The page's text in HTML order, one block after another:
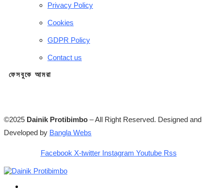
Privacy Policy
Cookies
GDPR Policy
Contact us
ফেসবুকে আমরা
©2025 Dainik Protibimbo – All Right Reserved. Designed and
Developed by Bangla Webs
Facebook X-twitter Instagram Youtube Rss